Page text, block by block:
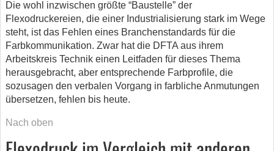
Die wohl inzwischen größte “Baustelle” der
Flexodruckereien, die einer Industrialisierung stark im Wege
steht, ist das Fehlen eines Branchenstandards für die
Farbkommunikation. Zwar hat die DFTA aus ihrem
Arbeitskreis Technik einen Leitfaden für dieses Thema
herausgebracht, aber entsprechende Farbprofile, die
sozusagen den verbalen Vorgang in farbliche Anmutungen
übersetzen, fehlen bis heute.
Nach oben